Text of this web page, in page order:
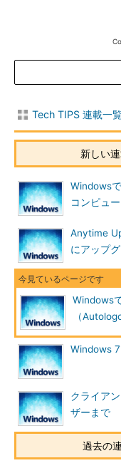
がメリットである。だ
OSのバージョンやド
ジストリキーの有無な
●TweakUIツールを使
システムに
した。ユーザーインタ
TweakUIツールは
場合は本TIPSの
のツールはTweakUIと
操作方法
●Autologonツールの入
Autologonツールは以
Autologon for
このページから
開し、Autologon.exe
ピーしておく。原稿執
Tech TIPS 連載一
新しい
Windows
コンピュ
Anytime
にアップ
Windows
（
Windows
クライア
ザーまで
過去の